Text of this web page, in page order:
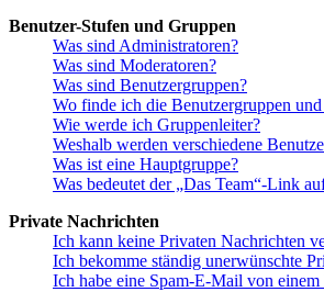
Benutzer-Stufen und Gruppen
Was sind Administratoren?
Was sind Moderatoren?
Was sind Benutzergruppen?
Wo finde ich die Benutzergruppen
Wie werde ich Gruppenleiter?
Weshalb werden verschiedene
Was ist eine Hauptgruppe?
Was bedeutet der „Das Team“-Link
Private Nachrichten
Ich kann keine Privaten Nachrichten
Ich bekomme ständig unerwünschte
Ich habe eine Spam-E-Mail von